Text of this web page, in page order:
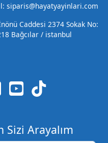
siparis@hayatyayinlari.com
Caddesi 2374 Sokak No:
Bağcılar / istanbul
Sizi Arayalım